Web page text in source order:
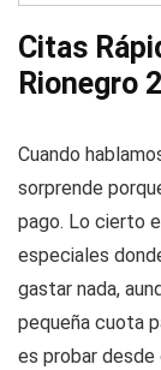
Citas
Rionegro
Cuando
sorprende
pago. Lo cierto
especiales
gastar nada,
pequeña cuota
es probar desde